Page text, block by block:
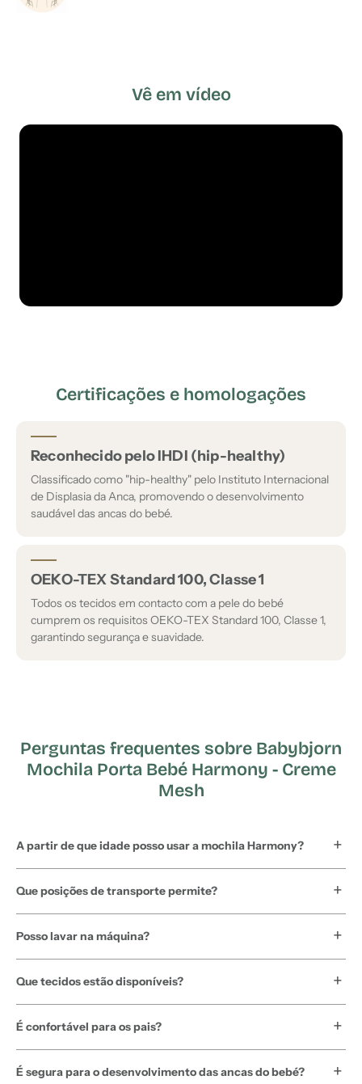
Vê em vídeo
Certificações e homologações
Reconhecido pelo IHDI (hip-healthy)
Classificado como "hip-healthy" pelo Instituto Internacional
de Displasia da Anca, promovendo o desenvolvimento
saudável das ancas do bebé.
OEKO-TEX Standard 100, Classe 1
Todos os tecidos em contacto com a pele do bebé
cumprem os requisitos OEKO-TEX Standard 100, Classe 1,
garantindo segurança e suavidade.
Perguntas frequentes sobre Babybjorn
Mochila Porta Bebé Harmony - Creme
Mesh
A partir de que idade posso usar a mochila Harmony?
Que posições de transporte permite?
Posso lavar na máquina?
Que tecidos estão disponíveis?
É confortável para os pais?
É segura para o desenvolvimento das ancas do bebé?